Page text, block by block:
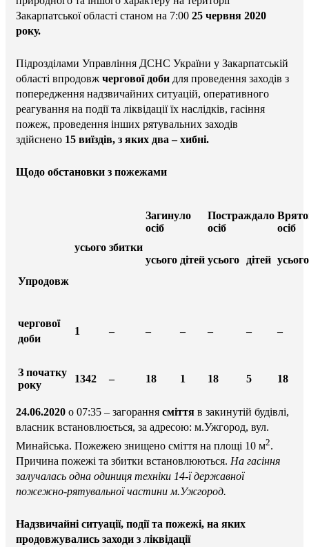
Закарпатської області станом на 7:00 25 червня 2020
року.
Підрозділами Управління ДСНС України у Закарпатській
області впродовж чергової доби для проведення заходів з
попередження надзвичайних ситуацій, оперативного
реагування на події та ліквідації їх наслідків, гасіння
пожеж, проведення інших рятувальних заходів
здійснено 15 виїздів, з яких два – хибні.
Щодо обстановки з пожежами
усього збитки
Загинуло
осіб
Постраждало
осіб
осіб
усього дітей усього дітей усього
Упродовж
чергової
доби
1 – – – – – –
З початку
року
1342 – 18 1 18 5 18
24.06.2020 о 07:35 – загорання сміття в закинутій будівлі,
власник встановлюється, за адресою: м.Ужгород, вул.
Минайська. Пожежею знищено сміття на площі 10 м2.
Причина пожежі та збитки встановлюються. На гасіння
залучалась одна одиниця техніки 14-ї державної
пожежно-рятувальної частини м.Ужгород.
Надзвичайні ситуації, події та пожежі, на яких
продовжувались заходи з ліквідації